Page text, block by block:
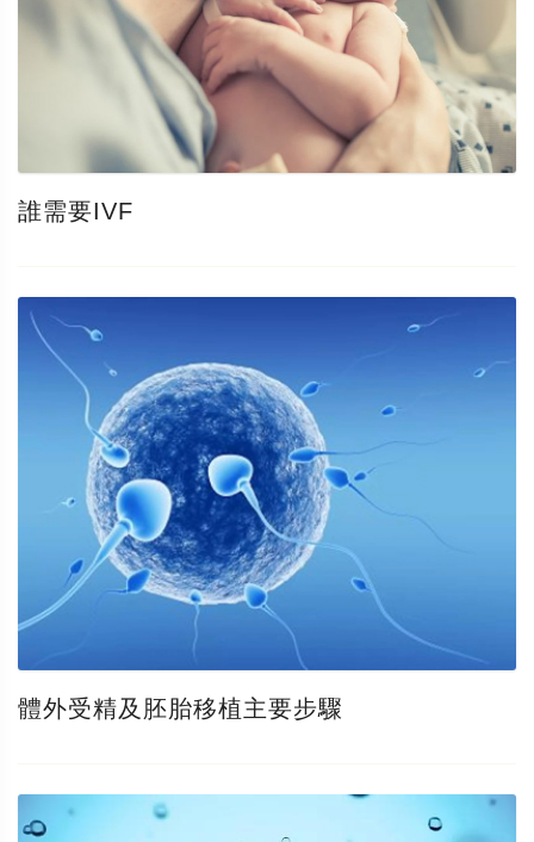
誰需要IVF
體外受精及胚胎移植主要步驟